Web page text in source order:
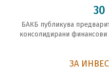
30
БАКБ публикува
консолидирани финансови
ЗА